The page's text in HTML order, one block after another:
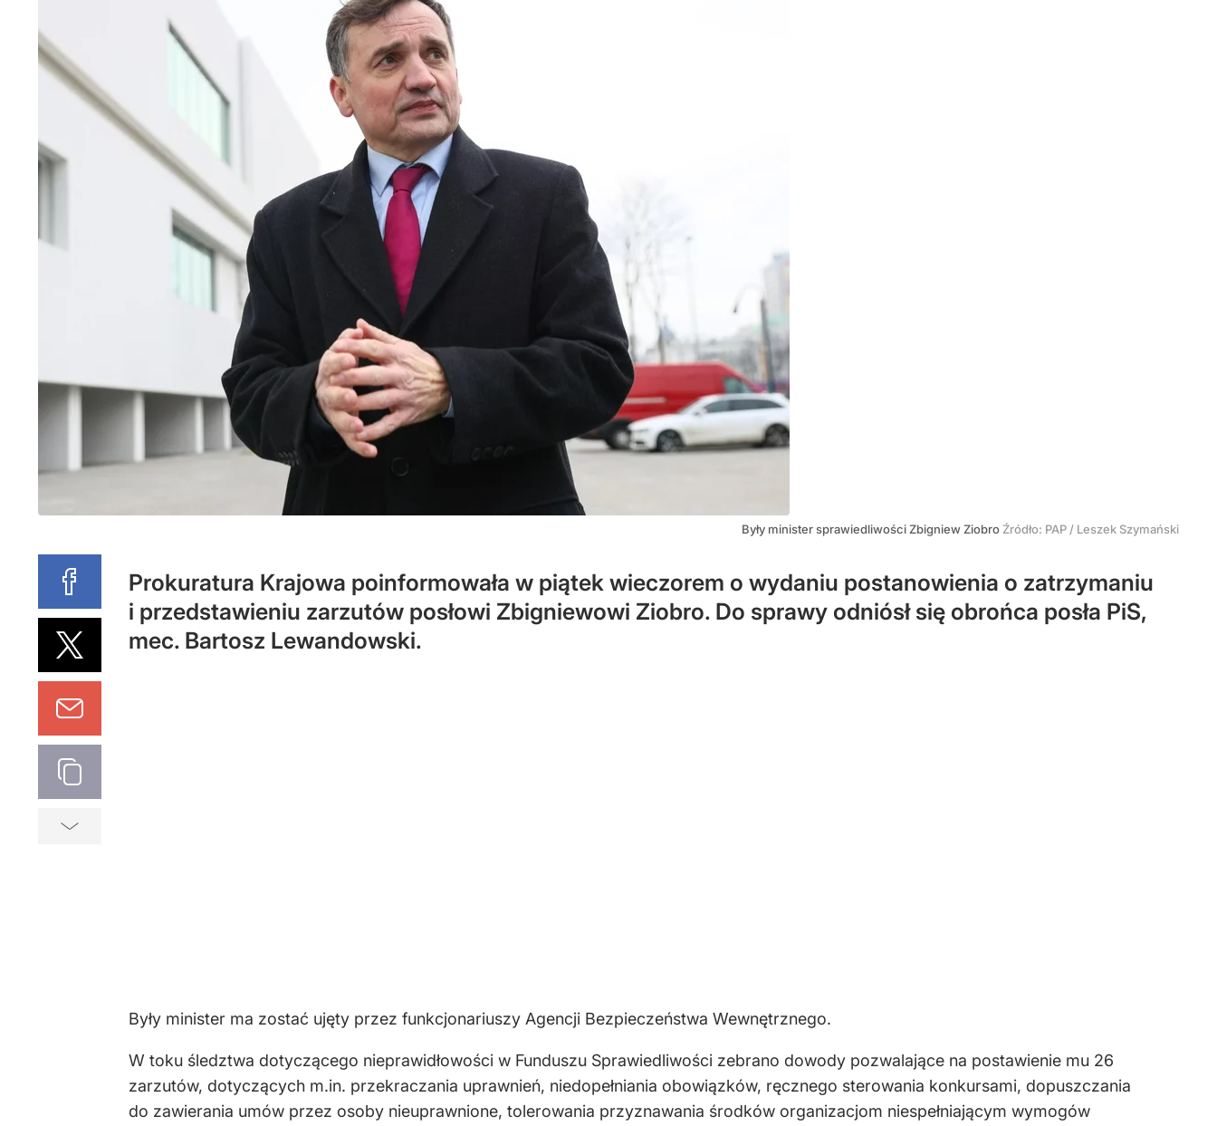
Były minister sprawiedliwości Zbigniew Ziobro Źródło: PAP / Leszek Szymański
Prokuratura Krajowa poinformowała w piątek wieczorem o wydaniu postanowienia o zatrzymaniu
i przedstawieniu zarzutów posłowi Zbigniewowi Ziobro. Do sprawy odniósł się obrońca posła PiS,
mec. Bartosz Lewandowski.
Były minister ma zostać ujęty przez funkcjonariuszy Agencji Bezpieczeństwa Wewnętrznego.
W toku śledztwa dotyczącego nieprawidłowości w Funduszu Sprawiedliwości zebrano dowody pozwalające na postawienie mu 26
zarzutów, dotyczących m.in. przekraczania uprawnień, niedopełniania obowiązków, ręcznego sterowania konkursami, dopuszczania
do zawierania umów przez osoby nieuprawnione, tolerowania przyznawania środków organizacjom niespełniającym wymogów